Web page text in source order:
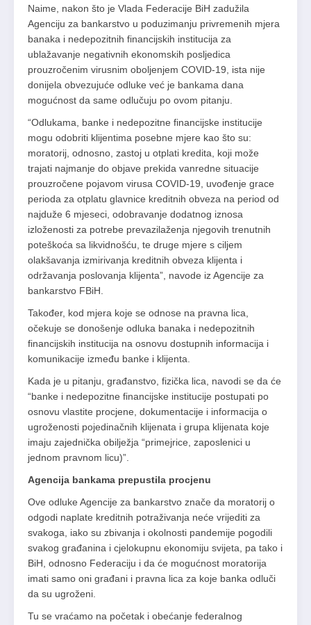
Naime, nakon što je Vlada Federacije BiH zadužila
Agenciju za bankarstvo u poduzimanju privremenih mjera
banaka i nedepozitnih financijskih institucija za
ublažavanje negativnih ekonomskih posljedica
prouzročenim virusnim oboljenjem COVID-19, ista nije
donijela obvezujuće odluke već je bankama dana
mogućnost da same odlučuju po ovom pitanju.
“Odlukama, banke i nedepozitne financijske institucije
mogu odobriti klijentima posebne mjere kao što su:
moratorij, odnosno, zastoj u otplati kredita, koji može
trajati najmanje do objave prekida vanredne situacije
prouzročene pojavom virusa COVID-19, uvođenje grace
perioda za otplatu glavnice kreditnih obveza na period od
najduže 6 mjeseci, odobravanje dodatnog iznosa
izloženosti za potrebe prevazilaženja njegovih trenutnih
poteškoća sa likvidnošću, te druge mjere s ciljem
olakšavanja izmirivanja kreditnih obveza klijenta i
održavanja poslovanja klijenta”, navode iz Agencije za
bankarstvo FBiH.
Također, kod mjera koje se odnose na pravna lica,
očekuje se donošenje odluka banaka i nedepozitnih
financijskih institucija na osnovu dostupnih informacija i
komunikacije između banke i klijenta.
Kada je u pitanju, građanstvo, fizička lica, navodi se da će
“banke i nedepozitne financijske institucije postupati po
osnovu vlastite procjene, dokumentacije i informacija o
ugroženosti pojedinačnih klijenata i grupa klijenata koje
imaju zajednička obilježja “primejrice, zaposlenici u
jednom pravnom licu)”.
Agencija bankama prepustila procjenu
Ove odluke Agencije za bankarstvo znače da moratorij o
odgodi naplate kreditnih potraživanja neće vrijediti za
svakoga, iako su zbivanja i okolnosti pandemije pogodili
svakog građanina i cjelokupnu ekonomiju svijeta, pa tako i
BiH, odnosno Federaciju i da će mogućnost moratorija
imati samo oni građani i pravna lica za koje banka odluči
da su ugroženi.
Tu se vraćamo na početak i obećanje federalnog